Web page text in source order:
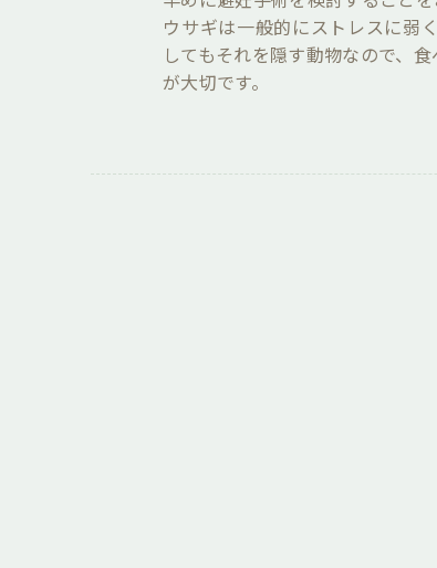
ウサギは一般的にストレスに弱
してもそれを隠す動物なので、
が大切です。